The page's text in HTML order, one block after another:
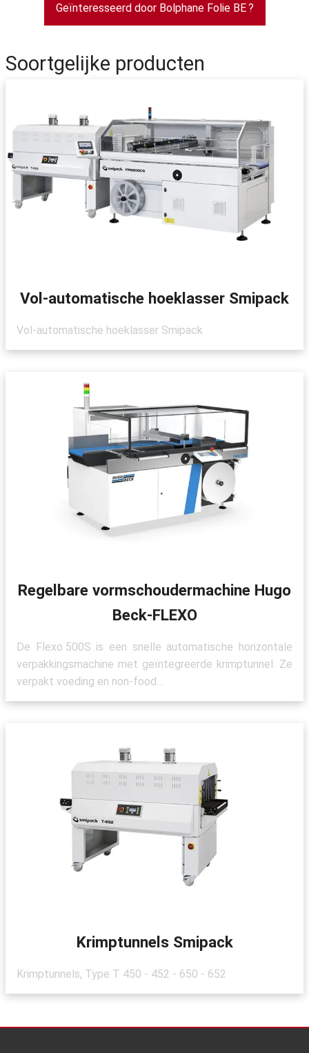
Geïnteresseerd door Bolphane Folie BE ?
Soortgelijke producten
Vol-automatische hoeklasser Smipack
Vol-automatische hoeklasser Smipack
Regelbare vormschoudermachine Hugo
Beck-FLEXO
De Flexo 500S is een snelle automatische horizontale
verpakkingsmachine met geïntegreerde krimptunnel. Ze
verpakt voeding en non-food…
Krimptunnels Smipack
Krimptunnels, Type T 450 - 452 - 650 - 652